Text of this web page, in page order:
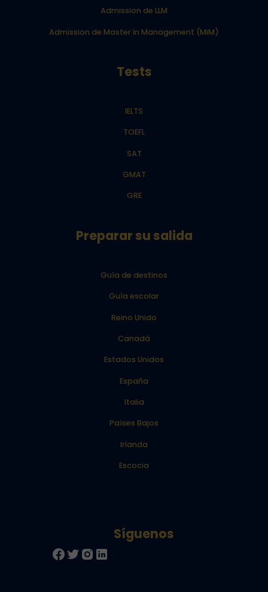
Admission de LLM
Admission de Master in Management (MiM)
Tests
IELTS
TOEFL
SAT
GMAT
GRE
Preparar su salida
Guía de destinos
Guía escolar
Reino Unido
Canadá
Estados Unidos
España
Italia
Países Bajos
Irlanda
Escocia